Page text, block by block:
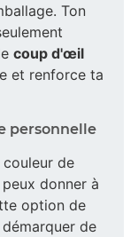
Ton
coup d'œil
et renforce ta
personnelle
couleur de
donner à
option de
de